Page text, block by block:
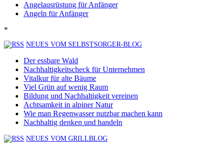
Angelausrüstung für Anfänger
Angeln für Anfänger
*
NEUES VOM SELBSTSORGER-BLOG
Der essbare Wald
Nachhaltigkeitscheck für Unternehmen
Vitalkur für alte Bäume
Viel Grün auf wenig Raum
Bildung und Nachhaltigkeit vereinen
Achtsamkeit in alpiner Natur
Wie man Regenwasser nutzbar machen kann
Nachhaltig denken und handeln
NEUES VOM GRILLBLOG